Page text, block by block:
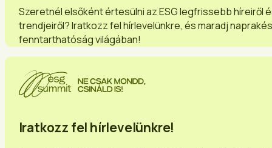
Szeretnél elsőként értesülni az ESG legfrissebb híreiről
trendjeiről? Iratkozz fel hírlevelünkre, és maradj
fenntarthatóság világában!
Iratkozz fel hírlevelünkre!